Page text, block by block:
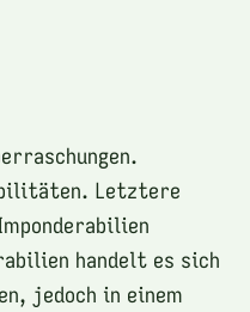
Letztere
handelt es sich
jedoch in einem